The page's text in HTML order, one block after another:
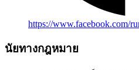
https://www.facebook.com/
นัยทางกฎหมาย